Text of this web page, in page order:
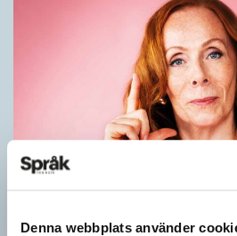
Denna webbplats använder
Rör inte mitt asså!